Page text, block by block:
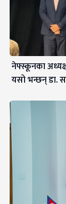
नेफ्स्कूनका
यसो भन्छन् डा‍.